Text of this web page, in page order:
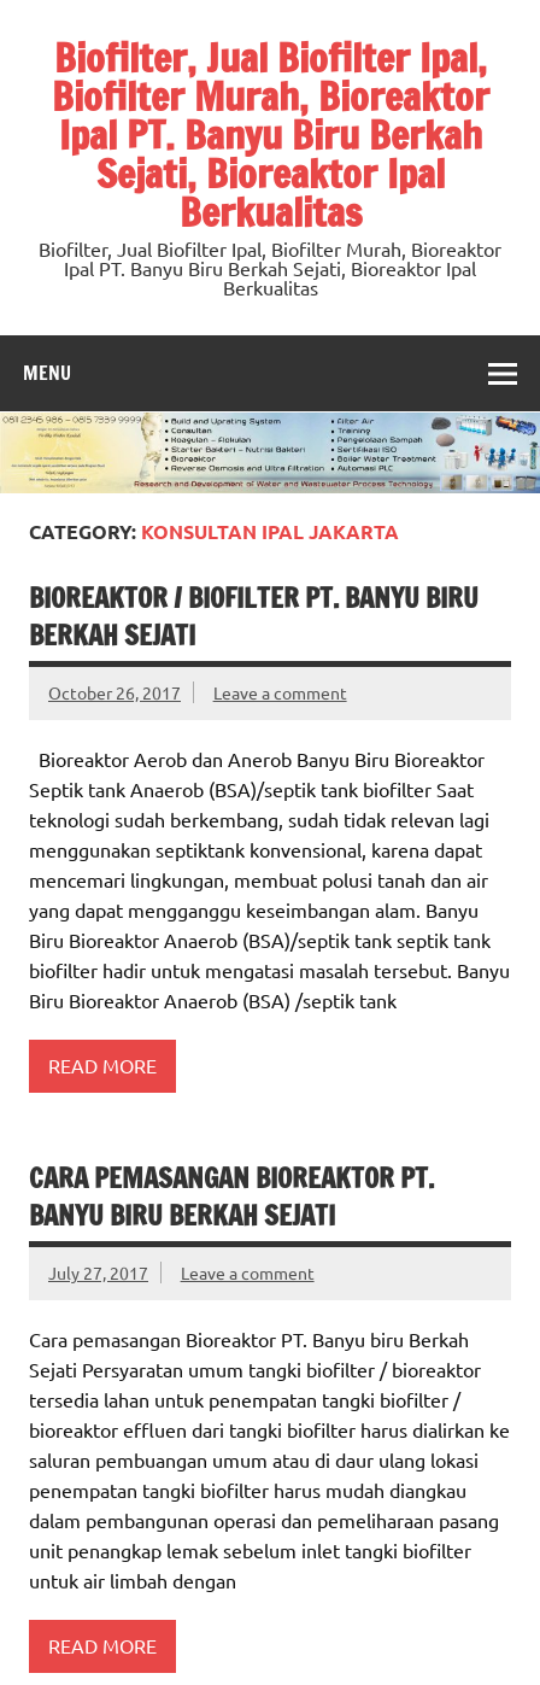
contentBiofilter, Jual Biofilter Ipal,
Biofilter Murah, Bioreaktor
Ipal PT. Banyu Biru Berkah
Sejati, Bioreaktor Ipal
Berkualitas
Biofilter, Jual Biofilter Ipal, Biofilter Murah, Bioreaktor
Ipal PT. Banyu Biru Berkah Sejati, Bioreaktor Ipal
Berkualitas
MENU
CATEGORY: KONSULTAN IPAL JAKARTA
BIOREAKTOR / BIOFILTER PT. BANYU BIRU
BERKAH SEJATI
October 26, 2017 Leave a comment
Bioreaktor Aerob dan Anerob Banyu Biru Bioreaktor
Septik tank Anaerob (BSA)/septik tank biofilter Saat
teknologi sudah berkembang, sudah tidak relevan lagi
menggunakan septiktank konvensional, karena dapat
mencemari lingkungan, membuat polusi tanah dan air
yang dapat mengganggu keseimbangan alam. Banyu
Biru Bioreaktor Anaerob (BSA)/septik tank septik tank
biofilter hadir untuk mengatasi masalah tersebut. Banyu
Biru Bioreaktor Anaerob (BSA) /septik tank
READ MORE
CARA PEMASANGAN BIOREAKTOR PT.
BANYU BIRU BERKAH SEJATI
July 27, 2017 Leave a comment
Cara pemasangan Bioreaktor PT. Banyu biru Berkah
Sejati Persyaratan umum tangki biofilter / bioreaktor
tersedia lahan untuk penempatan tangki biofilter /
bioreaktor effluen dari tangki biofilter harus dialirkan ke
saluran pembuangan umum atau di daur ulang lokasi
penempatan tangki biofilter harus mudah diangkau
dalam pembangunan operasi dan pemeliharaan pasang
unit penangkap lemak sebelum inlet tangki biofilter
untuk air limbah dengan
READ MORE